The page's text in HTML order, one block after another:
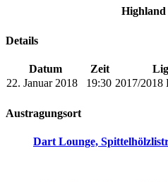
Highland
Details
Datum Zeit
22. Januar 2018
19:30 2017/2018
Austragungsort
Dart Lounge,